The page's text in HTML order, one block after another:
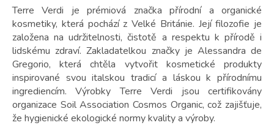
Terre Verdi je prémiová značka přírodní a organické
kosmetiky, která pochází z Velké Británie. Její filozofie je
založena na udržitelnosti, čistotě a respektu k přírodě i
lidskému zdraví. Zakladatelkou značky je Alessandra de
Gregorio, která chtěla vytvořit kosmetické produkty
inspirované svou italskou tradicí a láskou k přírodnímu
ingrediencím. Výrobky Terre Verdi jsou certifikovány
organizace Soil Association Cosmos Organic, což zajišťuje,
že hygienické ekologické normy kvality a výroby.
d
u
k
t
ů